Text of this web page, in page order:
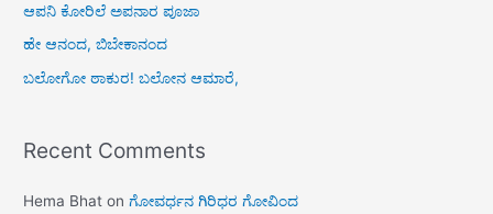
ಆಪನಿ ಕೋರಿಲೆ ಅಪನಾರ ಪೂಜಾ
ಹೇ ಆನಂದ, ಬಿಬೇಕಾನಂದ
ಬಲೋಗೋ ಠಾಕುರ! ಬಲೋನ ಆಮಾರೆ,
Recent Comments
Hema Bhat onಗೋವರ್ಧನ ಗಿರಿಧರ ಗೋವಿಂದ